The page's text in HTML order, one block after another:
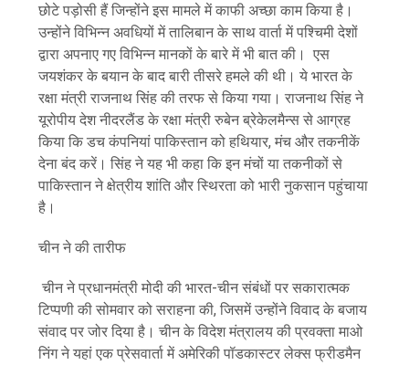
छोटे पड़ोसी हैं जिन्होंने इस मामले में काफी अच्छा काम किया है।
उन्होंने विभिन्न अवधियों में तालिबान के साथ वार्ता में पश्चिमी देशों
द्वारा अपनाए गए विभिन्न मानकों के बारे में भी बात की। एस
जयशंकर के बयान के बाद बारी तीसरे हमले की थी। ये भारत के
रक्षा मंत्री राजनाथ सिंह की तरफ से किया गया। राजनाथ सिंह ने
यूरोपीय देश नीदरलैंड के रक्षा मंत्री रुबेन ब्रेकेलमैन्स से आग्रह
किया कि डच कंपनियां पाकिस्तान को हथियार, मंच और तकनीकें
देना बंद करें। सिंह ने यह भी कहा कि इन मंचों या तकनीकों से
पाकिस्तान ने क्षेत्रीय शांति और स्थिरता को भारी नुकसान पहुंचाया
है।
चीन ने की तारीफ
चीन ने प्रधानमंत्री मोदी की भारत-चीन संबंधों पर सकारात्मक
टिप्पणी की सोमवार को सराहना की, जिसमें उन्होंने विवाद के बजाय
संवाद पर जोर दिया है। चीन के विदेश मंत्रालय की प्रवक्ता माओ
निंग ने यहां एक प्रेसवार्ता में अमेरिकी पॉडकास्टर लेक्स फ्रीडमैन